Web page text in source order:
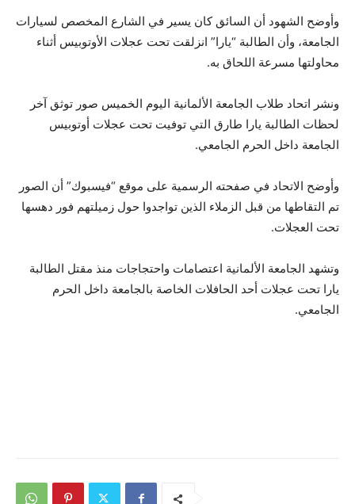
وأوضح الشهود أن السائق كان يسير في الشارع المخصص لسيارات
الجامعة، وأن الطالبة “يارا” انزلقت تحت عجلات الأوتوبيس أثناء
محاولتها مسرعة اللحاق به.
ونشر اتحاد طلاب الجامعة الألمانية اليوم الخميس صور توثق آخر
لحظات الطالبة يارا طارق التي توفيت تحت عجلات أوتوبيس
الجامعة داخل الحرم الجامعي.
وأوضح الاتحاد في صفحته الرسمية على موقع “فيسبوك” أن الصور
تم التقاطها من قبل الزملاء الذين تواجدوا حول زميلتهم فور دهسها
تحت العجلات.
وتشهد الجامعة الألمانية اعتصامات واحتجاجات منذ مقتل الطالبة
يارا تحت عجلات أحد الحافلات الخاصة بالجامعة داخل الحرم
الجامعي.